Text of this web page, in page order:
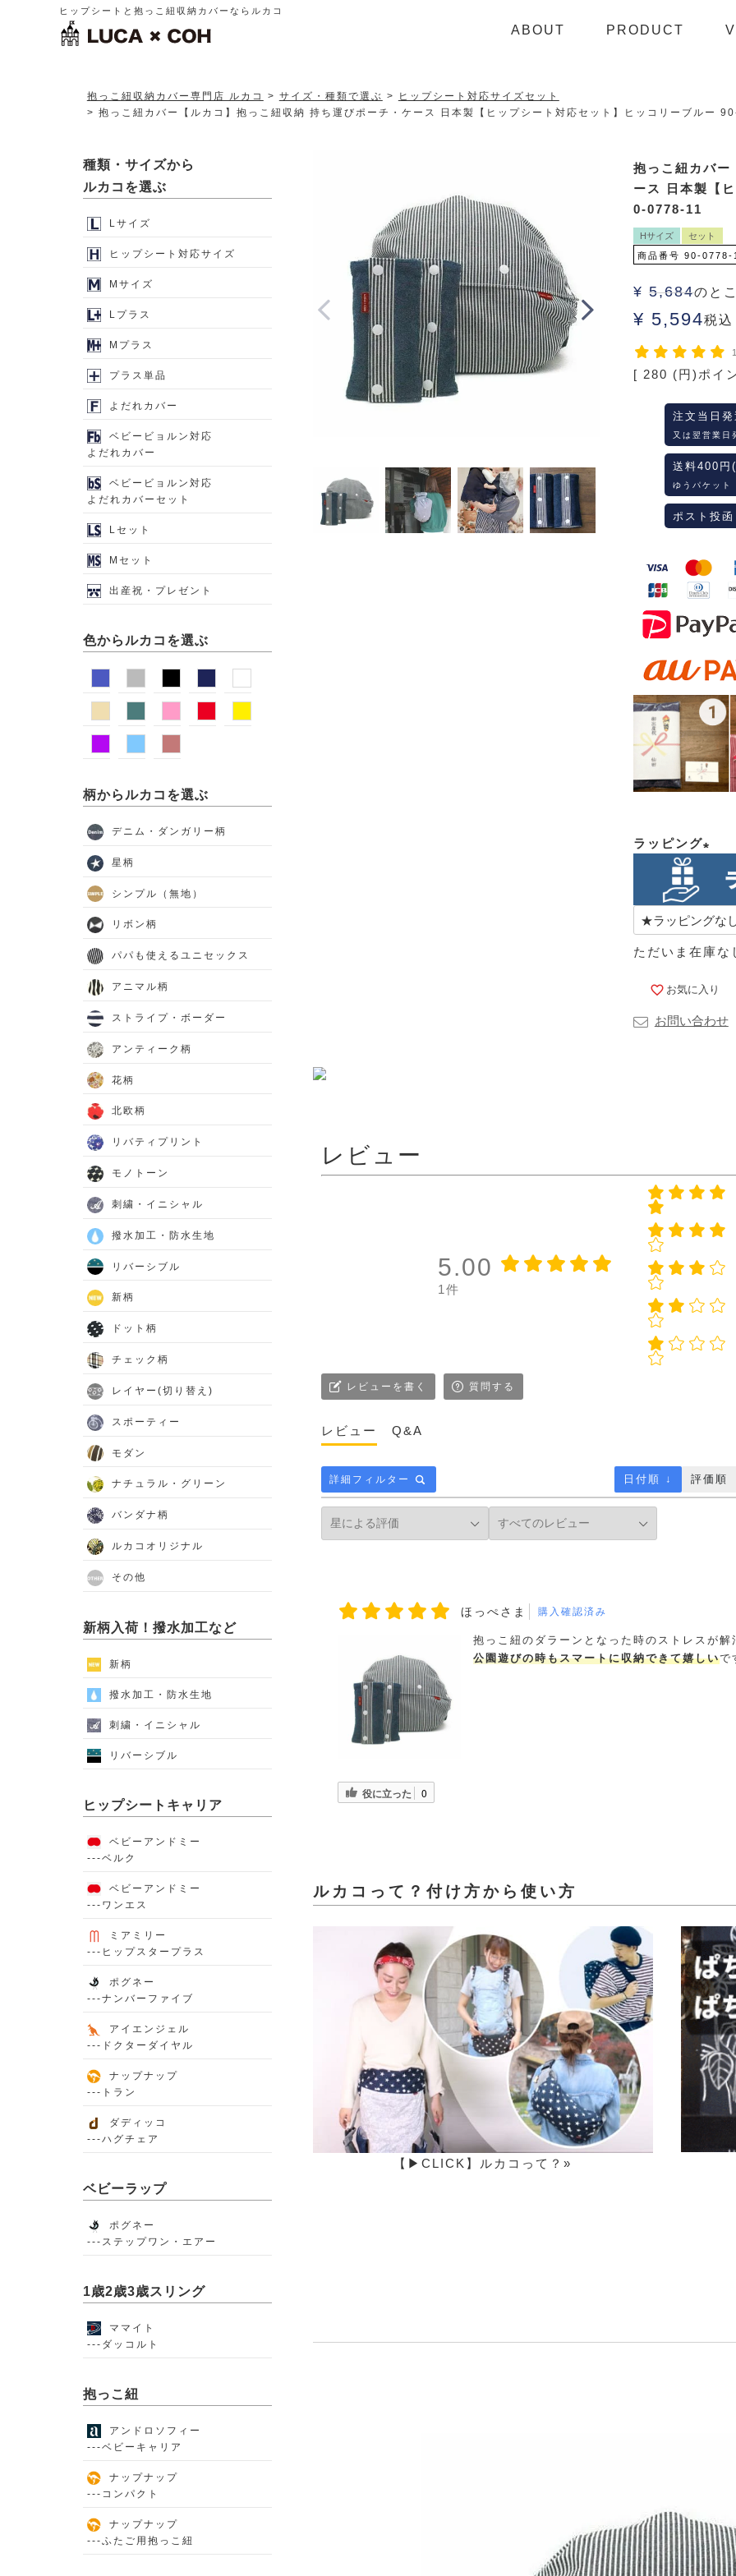
ヒップシートと抱っこ紐収納カバーならルカコ
ABOUT PRODUCT
抱っこ紐収納カバー専門店 ルカコ サイズ・種類で選ぶ
ヒップシート対応サイズセット
抱っこ紐カバー【ルカコ】抱っこ紐収納 持ち運びポーチ・ケース 日本製【ヒップシート対応セット】ヒッコリーブルー
抱っこ紐カバー
ース 日本製【
0-0778-11
Hサイズ
セット
商品番号 90-0778-
¥ 5,684のと
¥ 5,594税込
[ 280 (円)ポイ
注文当日発
又は翌営業日
送料400円
ゆうパケット
ポスト投函
ラッピング
ただいま在庫な
お気に入り
お問い合わせ
レビュー
5.00
1件
レビューを書く 質問する
レビュー Q&A
詳細フィルター 日付順 ↓ 評価順
ほっぺさま 購入確認済み
抱っこ紐のダラーンとなった時のストレスが
公園遊びの時もスマートに収納できて嬉しいで
役に立った 0
ルカコって？付け方から使い方
【▶CLICK】ルカコって？»
種類・サイズから
ルカコを選ぶ
Lサイズ
ヒップシート対応サイズ
Mサイズ
Lプラス
Mプラス
プラス単品
よだれカバー
ベビービョルン対応
よだれカバー
ベビービョルン対応
よだれカバーセット
Lセット
Mセット
出産祝・プレゼント
色からルカコを選ぶ
柄からルカコを選ぶ
デニム・ダンガリー柄
星柄
シンプル（無地）
リボン柄
パパも使えるユニセックス
アニマル柄
ストライプ・ボーダー
アンティーク柄
花柄
北欧柄
リバティプリント
モノトーン
刺繍・イニシャル
撥水加工・防水生地
リバーシブル
新柄
ドット柄
チェック柄
レイヤー(切り替え)
スポーティー
モダン
ナチュラル・グリーン
バンダナ柄
ルカコオリジナル
その他
新柄入荷！撥水加工など
新柄
撥水加工・防水生地
刺繍・イニシャル
リバーシブル
ヒップシートキャリア
ベビーアンドミー
---ベルク
ベビーアンドミー
---ワンエス
ミアミリー
---ヒップスタープラス
ポグネー
---ナンバーファイブ
アイエンジェル
---ドクターダイヤル
ナップナップ
---トラン
ダディッコ
---ハグチェア
ベビーラップ
ポグネー
---ステップワン・エアー
1歳2歳3歳スリング
ママイト
---ダッコルト
抱っこ紐
アンドロソフィー
---ベビーキャリア
ナップナップ
---コンパクト
ナップナップ
---ふたご用抱っこ紐